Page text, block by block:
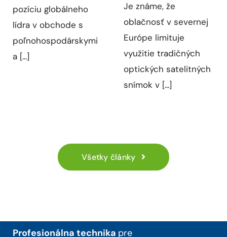
pozíciu globálneho
lídra v obchode s
poľnohospodárskymi
a [...]
Je známe, že
oblačnosť v severnej
Európe limituje
využitie tradičných
optických satelitných
snímok v [...]
Všetky články
Profesionálna technika pre